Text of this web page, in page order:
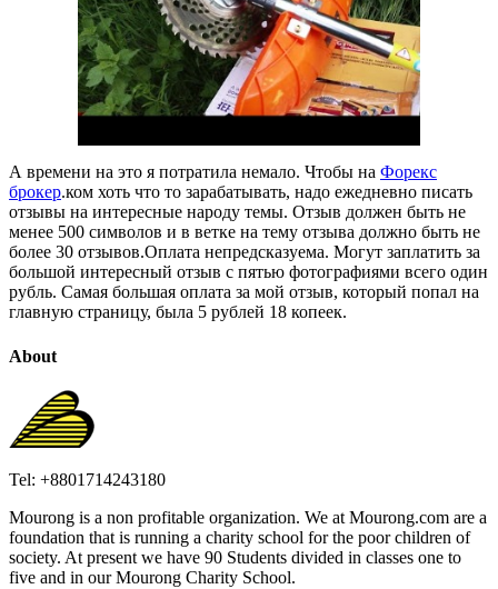
А времени на это я потратила немало. Чтобы на Форекс
брокер.ком хоть что то зарабатывать, надо ежедневно писать
отзывы на интересные народу темы. Отзыв должен быть не
менее 500 символов и в ветке на тему отзыва должно быть не
более 30 отзывов.Оплата непредсказуема. Могут заплатить за
большой интересный отзыв с пятью фотографиями всего один
рубль. Самая большая оплата за мой отзыв, который попал на
главную страницу, была 5 рублей 18 копеек.
About
Tel: +8801714243180
Mourong is a non profitable organization. We at Mourong.com are a
foundation that is running a charity school for the poor children of
society. At present we have 90 Students divided in classes one to
five and in our Mourong Charity School.